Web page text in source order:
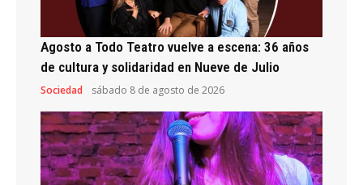
Agosto a Todo Teatro vuelve a escena: 36 años
de cultura y solidaridad en Nueve de Julio
Sociedad sábado 8 de agosto de 2026